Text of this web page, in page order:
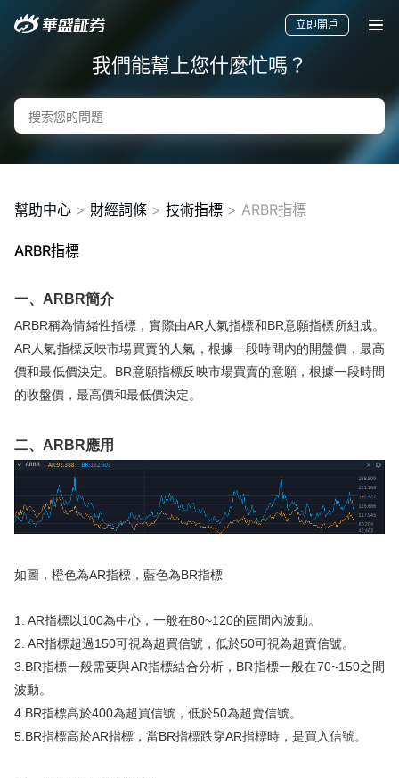
AM 資產管理服務
ECM 股權資本市場服務
FICC 固定收益、外匯和大宗商品服務
WM 財富管理服務
立即開戶
我們能幫上您什麼忙嗎？
幫助中心 > 財經詞條 > 技術指標 > ARBR指標
ARBR指標
一、ARBR簡介
ARBR稱為情緒性指標，實際由AR人氣指標和BR意願指標所組成。
AR人氣指標反映市場買賣的人氣，根據一段時間內的開盤價，最高
價和最低價決定。BR意願指標反映市場買賣的意願，根據一段時間
的收盤價，最高價和最低價決定。
二、ARBR應用
如圖，橙色為AR指標，藍色為BR指標
1. AR指標以100為中心，一般在80~120的區間內波動。
2. AR指標超過150可視為超買信號，低於50可視為超賣信號。
3.BR指標一般需要與AR指標結合分析，BR指標一般在70~150之間
波動。
4.BR指標高於400為超買信號，低於50為超賣信號。
5.BR指標高於AR指標，當BR指標跌穿AR指標時，是買入信號。